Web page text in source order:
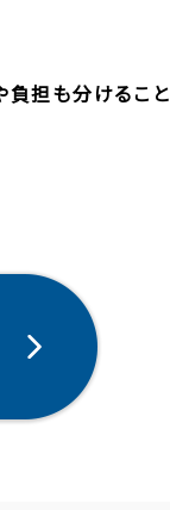
負担も分けること